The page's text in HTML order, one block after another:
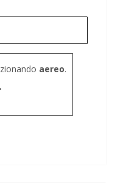
aereo.